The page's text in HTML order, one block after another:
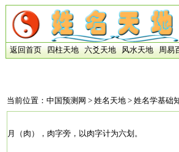
返回首页 四柱天地 六爻天地 风水天地 周易
当前位置： 中国预测网 > 姓名天地 > 姓名学基础
月（肉），肉字旁，以肉字计为六划。